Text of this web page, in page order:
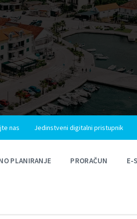
nas Jedinstveni digitalni pristupnik
PLANIRANJE PRORAČUN E-